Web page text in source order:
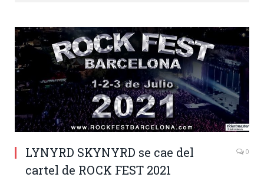
LYNYRD SKYNYRD se cae del
cartel de ROCK FEST 2021
0